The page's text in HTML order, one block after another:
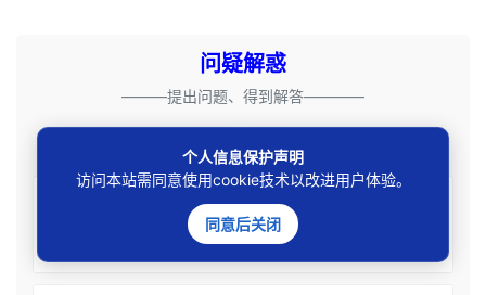
问疑解惑
———提出问题、得到解答————
问题1：漏水官司败诉对开发商有什么影响？
答：判决书上网公开影响商誉，可能触发监管关注，投标、
个人信息保护声明
访问本站需同意使用cookie技术以改进用户体验。
同意后关闭